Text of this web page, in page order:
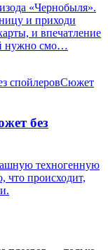
«Чернобыля».
и приходи
и впечатление
нужно смо…
Сюжет
без
техногенную
что происходит,